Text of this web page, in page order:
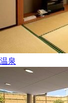
温泉